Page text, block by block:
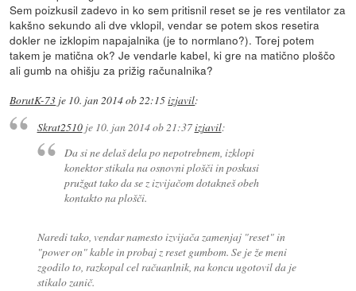
Sem poizkusil zadevo in ko sem pritisnil reset se je res ventilator za
kakšno sekundo ali dve vklopil, vendar se potem skos resetira
dokler ne izklopim napajalnika (je to normlano?). Torej potem
takem je matična ok? Je vendarle kabel, ki gre na matično ploščo
ali gumb na ohišju za prižig računalnika?
BorutK-73 je 10. jan 2014 ob 22:15izjavil:
Skrat2510je 10. jan 2014 ob 21:37izjavil:
Da si ne delaš dela po nepotrebnem, izklopi
konektor stikala na osnovni plošči in poskusi
pružgat tako da se z izvijačom dotakneš obeh
kontakto na plošči.
Naredi tako, vendar namesto izvijača zamenjaj "reset" in
"power on" kable in probaj z reset gumbom. Se je že meni
zgodilo to, razkopal cel račuanlnik, na koncu ugotovil da je
stikalo zanič.